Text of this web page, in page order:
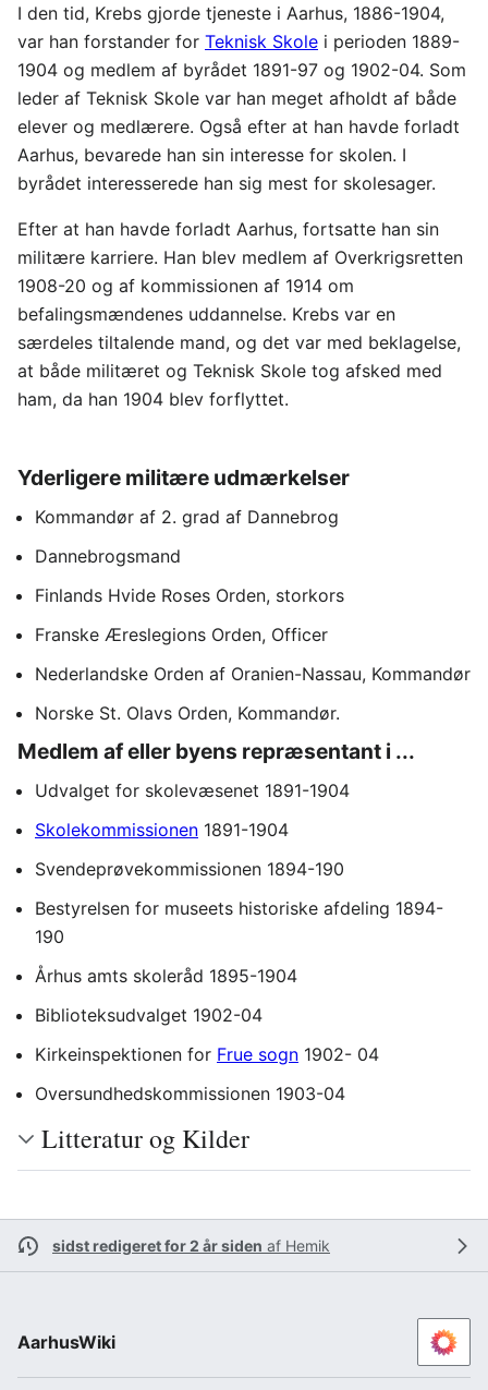
I den tid, Krebs gjorde tjeneste i Aarhus, 1886-1904,
var han forstander for Teknisk Skole i perioden 1889-
1904 og medlem af byrådet 1891-97 og 1902-04. Som
leder af Teknisk Skole var han meget afholdt af både
elever og medlærere. Også efter at han havde forladt
Aarhus, bevarede han sin interesse for skolen. I
byrådet interesserede han sig mest for skolesager.
Efter at han havde forladt Aarhus, fortsatte han sin
militære karriere. Han blev medlem af Overkrigsretten
1908-20 og af kommissionen af 1914 om
befalingsmændenes uddannelse. Krebs var en
særdeles tiltalende mand, og det var med beklagelse,
at både militæret og Teknisk Skole tog afsked med
ham, da han 1904 blev forflyttet.
Yderligere militære udmærkelser
Kommandør af 2. grad af Dannebrog
Dannebrogsmand
Finlands Hvide Roses Orden, storkors
Franske Æreslegions Orden, Officer
Nederlandske Orden af Oranien-Nassau, Kommandør
Norske St. Olavs Orden, Kommandør.
Medlem af eller byens repræsentant i ...
Udvalget for skolevæsenet 1891-1904
Skolekommissionen 1891-1904
Svendeprøvekommissionen 1894-190
Bestyrelsen for museets historiske afdeling 1894-
190
Århus amts skoleråd 1895-1904
Biblioteksudvalget 1902-04
Kirkeinspektionen for Frue sogn 1902- 04
Oversundhedskommissionen 1903-04
Litteratur og Kilder
sidst redigeret for 2 år siden af Hemik
AarhusWiki